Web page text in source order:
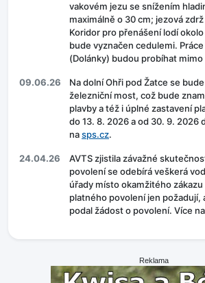
vakovém jezu se snížením
maximálně o 30 cm; jezová
Koridor pro přenášení lodí
bude vyznačen cedulemi. Práce
(Dolánky) budou probíhat
09.06.26
Na dolní Ohři pod Žatce se
železniční most, což bude
plavby a též i úplné zastavení
do 13. 8. 2026 a od 30. 9. 2026
nasps.cz.
24.04.26
AVTS zjistila závažné
povolení se odebírá veškerá
úřady místo okamžitého
platného povolení jen požadují,
podal žádost o povolení. Více na
Reklama